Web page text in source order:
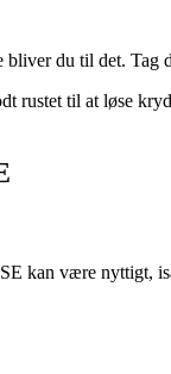
bliver du til det.
rustet til at løse
kan være nyttigt,